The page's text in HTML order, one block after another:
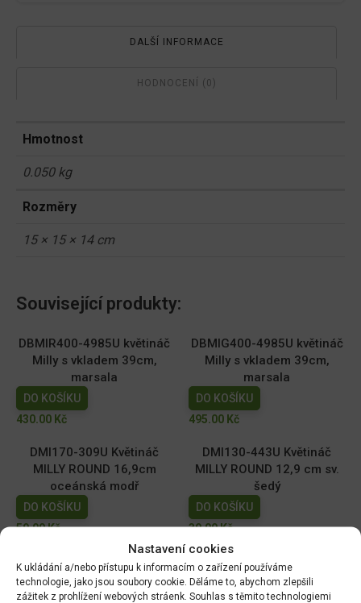
Nastavení cookies
K ukládání a/nebo přístupu k informacím o zařízení používáme
technologie, jako jsou soubory cookie. Děláme to, abychom zlepšili
zážitek z prohlížení webových stráenk. Souhlas s těmito technologiemi
DALŠÍ INFORMACE
HODNOCENÍ (0)
Hmotnost
0.050 kg
Rozměry
15 × 15 × 14 cm
Související produkty:
DBMIR400-4985U květináč
Milly s vkladem 39cm,
marsala
DO KOŠÍKU
430.00 Kč
DBMIG400-4985U květináč
Milly s vkladem 39cm,
marsala
DO KOŠÍKU
495.00 Kč
DMI170-309U Květináč
MILLY ROUND 16,9cm
oceánská modř
DO KOŠÍKU
59.00Kč
DMI130-443U Květináč
MILLY ROUND 12,9 cm sv.
šedý
DO KOŠÍKU
39.00Kč
DMI110-2411U Květináč
MILLY ROUND 10,9cm tm.
zelený
DMI150-443U Květináč
MILLY ROUND 14,6cm sv.
šedý